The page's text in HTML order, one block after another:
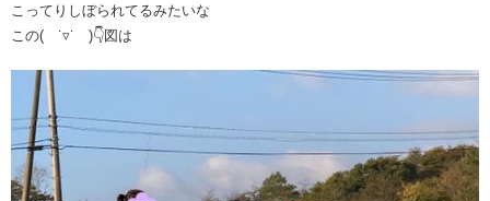
こってりしぼられてるみたいな
この( ˙▿˙ )👇図は